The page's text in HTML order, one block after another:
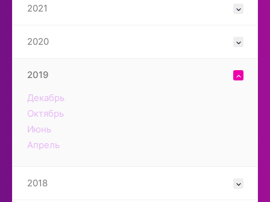
2021
2020
2019
Декабрь
Октябрь
Июнь
Апрель
2018